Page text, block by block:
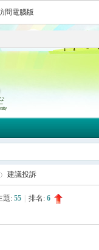
問電腦版
建議投訴
題: 55 排名: 6